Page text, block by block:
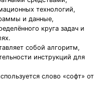
технологий,
и данные,
круга задач и
собой алгоритм,
инструкций для
слово «софт» от